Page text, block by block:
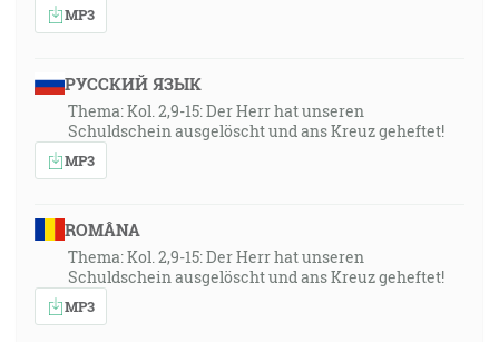
MP3
РУССКИЙ ЯЗЫК
Thema: Kol. 2,9-15: Der Herr hat unseren
Schuldschein ausgelöscht und ans Kreuz geheftet!
MP3
ROMÂNA
Thema: Kol. 2,9-15: Der Herr hat unseren
Schuldschein ausgelöscht und ans Kreuz geheftet!
MP3